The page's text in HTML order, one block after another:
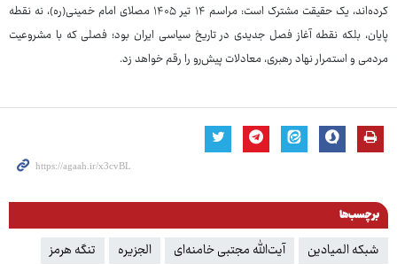
کرده‌اند، یک حقیقت مشترک است: مراسم ۱۴ تیر ۱۴۰۵ مصلای امام خمینی(ره)، نه نقطه
پایان، بلکه نقطه آغاز فصل جدیدی در تاریخ سیاسی ایران بود؛ فصلی که با مشروعیت
مردمی و استمرار نهاد رهبری، معادلات پیش‌رو را رقم خواهد زد.
برچسب‌ها
شبکه المیادین آیت‌الله مجتبی خامنه‌ای الجزیره
تنگه هرمز